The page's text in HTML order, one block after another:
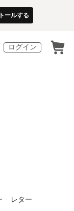
ールする
ログイン
レター